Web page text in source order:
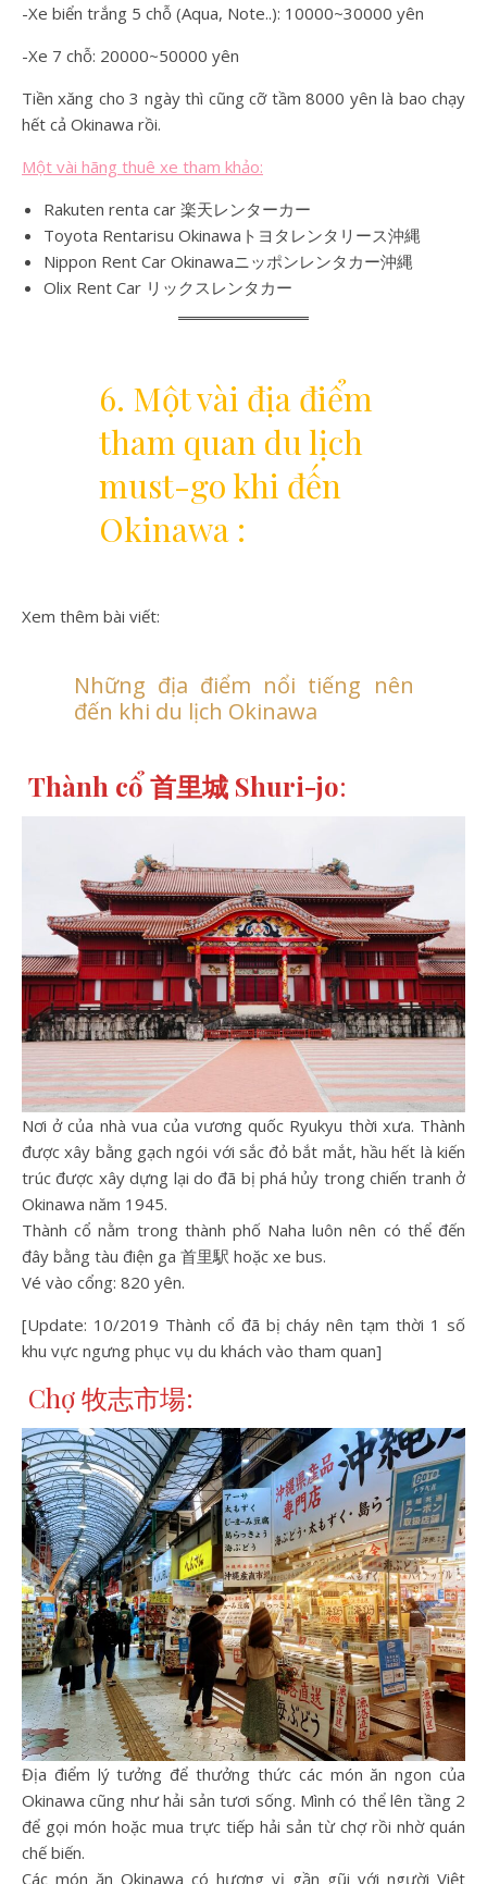
-Xe biển trắng 5 chỗ (Aqua, Note..): 10000~30000 yên
-Xe 7 chỗ: 20000~50000 yên
Tiền xăng cho 3 ngày thì cũng cỡ tầm 8000 yên là bao chạy
hết cả Okinawa rồi.
Một vài hãng thuê xe tham khảo:
Rakuten renta car 楽天レンターカー
Toyota Rentarisu Okinawaトヨタレンタリース沖縄
Nippon Rent Car Okinawaニッポンレンタカー沖縄
Olix Rent Car リックスレンタカー
6. Một vài địa điểm
tham quan du lịch
must-go khi đến
Okinawa :
Xem thêm bài viết:
Những địa điểm nổi tiếng nên
đến khi du lịch Okinawa
Thành cổ 首里城 Shuri-jo:
Nơi ở của nhà vua của vương quốc Ryukyu thời xưa. Thành
được xây bằng gạch ngói với sắc đỏ bắt mắt, hầu hết là kiến
trúc được xây dựng lại do đã bị phá hủy trong chiến tranh ở
Okinawa năm 1945.
Thành cổ nằm trong thành phố Naha luôn nên có thể đến
đây bằng tàu điện ga 首里駅 hoặc xe bus.
Vé vào cổng: 820 yên.
[Update: 10/2019 Thành cổ đã bị cháy nên tạm thời 1 số
khu vực ngưng phục vụ du khách vào tham quan]
Chợ 牧志市場:
Địa điểm lý tưởng để thưởng thức các món ăn ngon của
Okinawa cũng như hải sản tươi sống. Mình có thể lên tầng 2
để gọi món hoặc mua trực tiếp hải sản từ chợ rồi nhờ quán
chế biến.
Các món ăn Okinawa có hương vị gần gũi với người Việt